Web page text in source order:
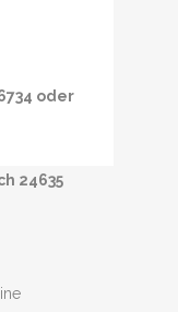
oder
24635